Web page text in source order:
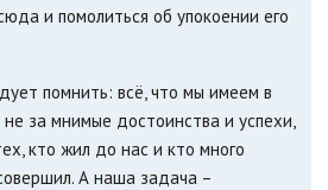
и помолиться об упокоении его
помнить: всё, что мы имеем в
за мнимые достоинства и успехи,
кто жил до нас и кто много
А наша задача –